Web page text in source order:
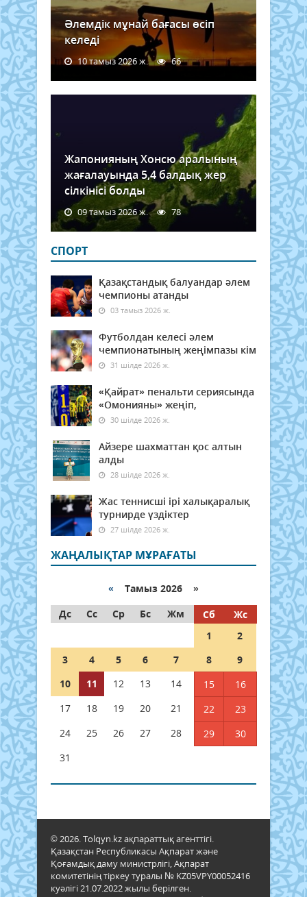
Әлемдік мұнай бағасы өсіп
келеді
10 тамыз 2026 ж. 66
Жапонияның Хонсю аралының
жағалауында 5,4 балдық жер
сілкінісі болды
09 тамыз 2026 ж. 78
СПОРТ
Қазақстандық балуандар әлем
чемпионы атанды
03 тамыз 2026 ж.
Футболдан келесі әлем
чемпионатының жеңімпазы кім
31 шілде 2026 ж.
«Қайрат» пенальти сериясында
«Омонияны» жеңіп,
30 шілде 2026 ж.
Айзере шахматтан қос алтын
алды
28 шілде 2026 ж.
Жас теннисші ірі халықаралық
турнирде үздіктер
27 шілде 2026 ж.
ЖАҢАЛЫҚТАР МҰРАҒАТЫ
« Тамыз 2026 »
Дс
Сс Ср Бс Жм Сб
Жс
1
2
3
4 5 6 7 8
9
10
11 12 13 14 15
16
17
18 19 20 21 22
23
24
25 26 27 28 29
30
31
© 2026. Tolqyn.kz ақпараттық агенттігі.
Қазақстан Республикасы Ақпарат және
Қоғамдық даму министрлігі, Ақпарат
комитетінің тіркеу туралы № KZ05VPY00052416
куәлігі 21.07.2022 жылы берілген.